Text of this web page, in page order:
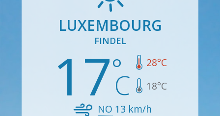
LUXEMBOURG
FINDEL
17 28°C
18°C
NO 13 km/h